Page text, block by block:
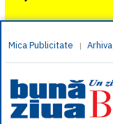
Mica Publicitate | Arhiva